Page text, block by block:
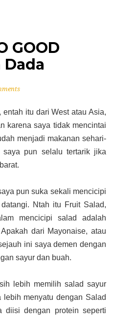
GOOD
itu dari West atau Asia,
karena saya tidak mencintai
menjadi makanan sehari-
pun selalu tertarik jika
pun suka sekali mencicipi
Ntah itu Fruit Salad,
mencicipi salad adalah
dari Mayonaise, atau
ini saya demen dengan
sayur dan buah.
lebih memilih salad sayur
lebih menyatu dengan Salad
diisi dengan protein seperti